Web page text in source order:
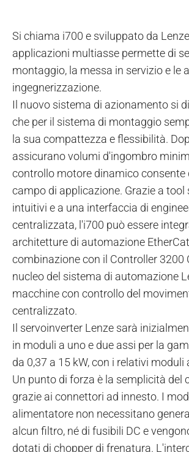
Si chiama i700 e sviluppato da
applicazioni multiasse permette di
montaggio, la messa in servizio e le
ingegnerizzazione.
Il nuovo sistema di azionamento si
che per il sistema di montaggio
la sua compattezza e flessibilità.
assicurano volumi d'ingombro
controllo motore dinamico consente
campo di applicazione. Grazie a
intuitivi e a una interfaccia di
centralizzata, l'i700 può essere
architetture di automazione
combinazione con il Controller 3200
nucleo del sistema di automazione
macchine con controllo del
centralizzato.
Il servoinverter Lenze sarà
in moduli a uno e due assi per la
da 0,37 a 15 kW, con i relativi
Un punto di forza è la semplicità del
grazie ai connettori ad innesto. I
alimentatore non necessitano
alcun filtro, né di fusibili DC e
dotati di chopper di frenatura.